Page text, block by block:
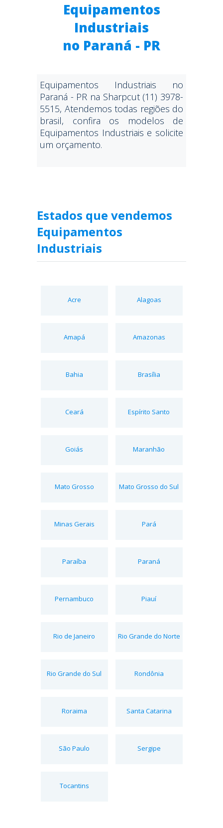
Equipamentos
Industriais
no Paraná - PR
Equipamentos Industriais no
Paraná - PR na Sharpcut (11) 3978-
5515, Atendemos todas regiões do
brasil, confira os modelos de
Equipamentos Industriais e solicite
um orçamento.
Estados que vendemos
Equipamentos
Industriais
Acre Alagoas
Amapá Amazonas
Bahia Brasília
Ceará Espírito Santo
Goiás Maranhão
Mato Grosso Mato Grosso do Sul
Minas Gerais Pará
Paraíba Paraná
Pernambuco Piauí
Rio de Janeiro Rio Grande do Norte
Rio Grande do Sul Rondônia
Roraima Santa Catarina
São Paulo Sergipe
Tocantins